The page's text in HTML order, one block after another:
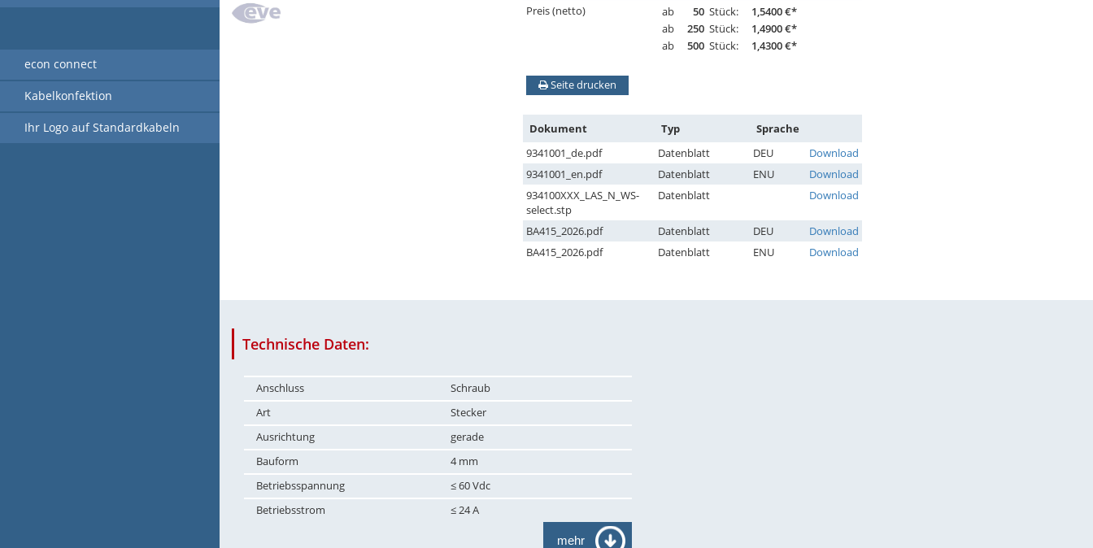
Preis (netto)
ab 50 Stück:
1,5400 €*
ab
250 Stück:
1,4900 €*
ab
500 Stück: 1,4300 €*
Seite drucken
Dokument Typ
Sprache
9341001_de.pdf
Datenblatt DEU
Download
9341001_en.pdf
Datenblatt ENU
Download
934100XXX_LAS_N_WS-
select.stp
Datenblatt Download
BA415_2026.pdf Datenblatt DEU
Download
BA415_2026.pdf
Datenblatt ENU Download
Technische Daten:
Anschluss
Schraub
Art
Stecker
Ausrichtung
gerade
Bauform
4 mm
Betriebsspannung
≤ 60 Vdc
Betriebsstrom
≤ 24 A
mehr
econ connect
Kabelkonfektion
Ihr Logo auf Standardkabeln